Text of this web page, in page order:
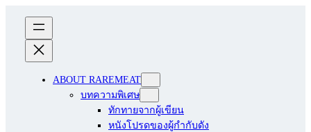
ABOUT RAREMEAT
บทความพิเศษ
ทักทายจากผู้เขียน
หนังโปรดของผู้กำกับดัง